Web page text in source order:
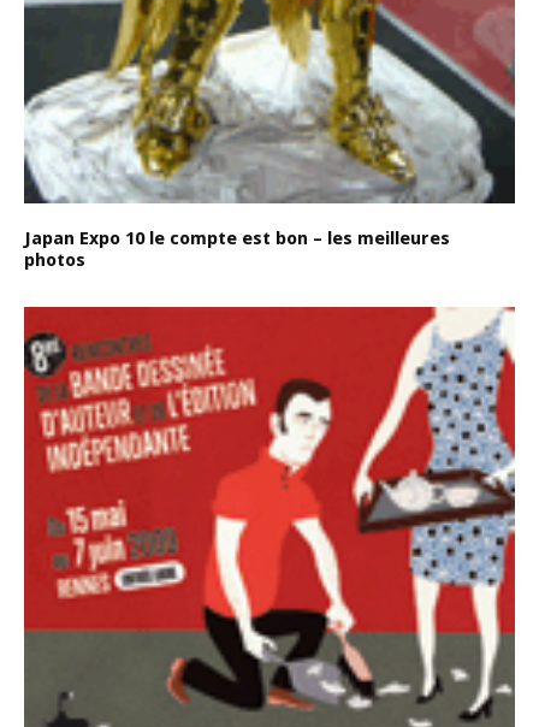
Japan Expo 10 le compte est bon – les meilleures
photos